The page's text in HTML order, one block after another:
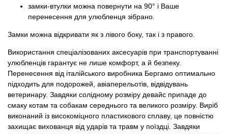
замки-втулки можна повернути на 90° і Ваше
перенесення для улюбленця зібрано.
Замки можна відкривати як з лівого боку, так і з правого.
Використання спеціалізованих аксесуарів при транспортуванні
улюбленців гарантує не лише комфорт, а й безпеку.
Перенесення від італійського виробника Бергамо оптимально
підходить для подорожей, авіаперельотів, відвідувань
ветеринару. Завдяки солідному розміру девайс припаде до
смаку котам та собакам середнього та великого розміру. Виріб
виконаний із високоміцного пластикового сплаву, це повністю
захищає вихованця від ударів та травм у поїздці. Завдяки